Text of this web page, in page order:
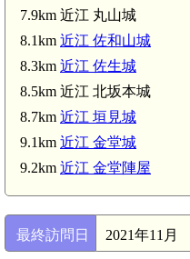
7.9km 近江 丸山城
8.1km 近江 佐和山城
8.3km 近江 佐生城
8.5km 近江 北坂本城
8.7km 近江 垣見城
9.1km 近江 金堂城
9.2km 近江 金堂陣屋
最終訪問日 2021年11月